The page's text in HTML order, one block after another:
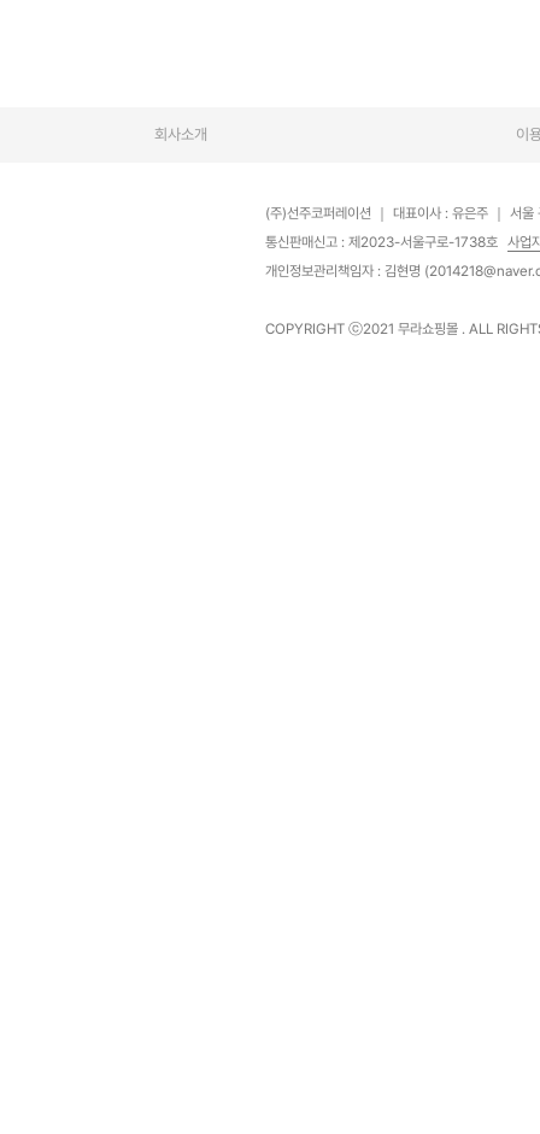
회사소개 이
(주)선주코퍼레이션 대표이사 : 유은주
서울
통신판매신고 : 제2023-서울구로-1738호 사업
개인정보관리책임자 : 김현명
COPYRIGHT ⓒ2021 무라쇼핑몰 . ALL